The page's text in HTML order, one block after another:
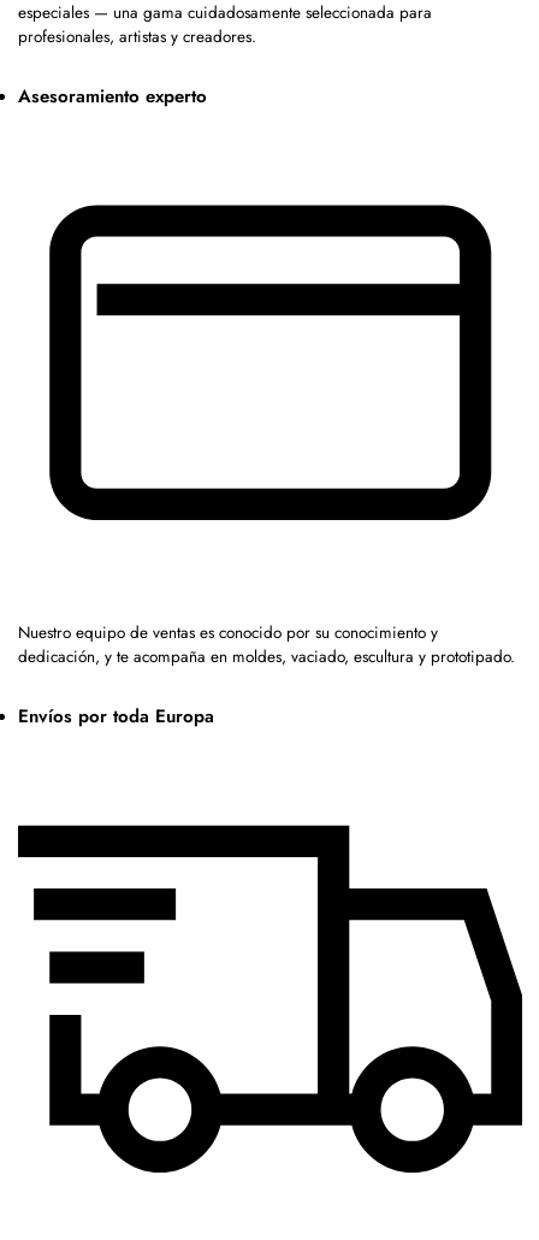
especiales — una gama cuidadosamente seleccionada para
profesionales, artistas y creadores.
Asesoramiento experto
Nuestro equipo de ventas es conocido por su conocimiento y
dedicación, y te acompaña en moldes, vaciado, escultura y prototipado.
Envíos por toda Europa